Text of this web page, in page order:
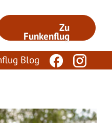
Zu
Funkenflug
Blog